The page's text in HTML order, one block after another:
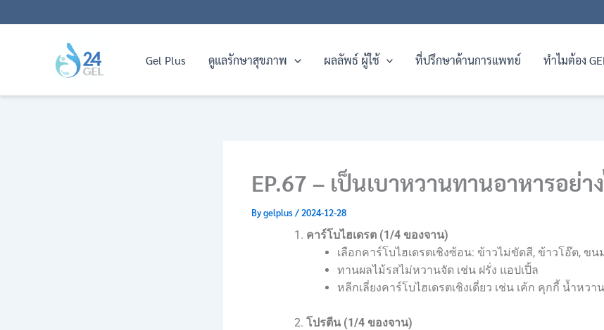
to
Gel Plus
ดูแลรักษาสุขภาพ ผลลัพธ์ ผู้ใช้ ที่ปรึกษาด้านการแพทย์ ทำไมต้อง
EP.67 – เป็นเบาหวานทานอาหารอย่า
Bygelplus/2024-12-28
คาร์โบไฮเดรต (1/4 ของจาน)
เลือกคาร์โบไฮเดรตเชิงซ้อน: ข้าวไม่ขัดสี, ข้าวโอ๊ต, ขน
ทานผลไม้รสไม่หวานจัด เช่น ฝรั่ง แอปเปิ้ล
หลีกเลี่ยงคาร์โบไฮเดรตเชิงเดี่ยว เช่น เค้ก คุกกี้ น้ำหว
โปรตีน (1/4 ของจาน)